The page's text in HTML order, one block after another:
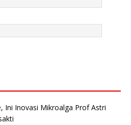
Ini Inovasi Mikroalga Prof Astri